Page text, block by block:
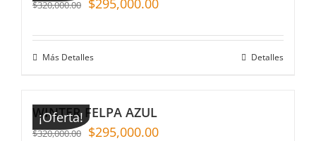
$320,000.00
Más Detalles Detalles
¡Oferta!
WINTER FELPA AZUL
$320,000.00 $295,000.00